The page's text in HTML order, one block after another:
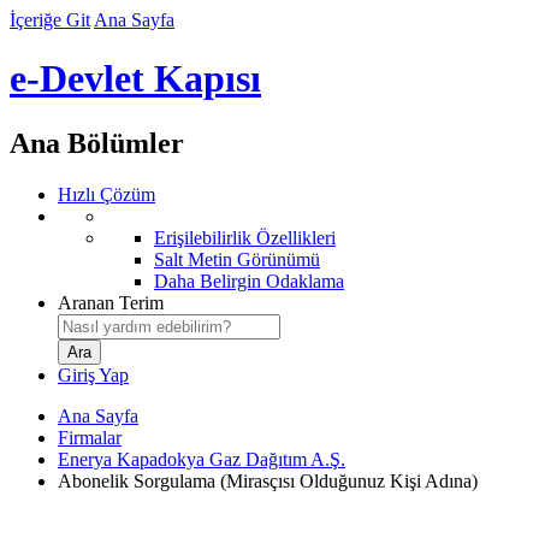
İçeriğe Git Ana Sayfa
e-Devlet Kapısı
Ana Bölümler
Hızlı Çözüm
Erişilebilirlik Özellikleri
Salt Metin Görünümü
Daha Belirgin Odaklama
Aranan Terim
Giriş Yap
Ana Sayfa
Firmalar
Enerya Kapadokya Gaz Dağıtım A.Ş.
Abonelik Sorgulama (Mirasçısı Olduğunuz Kişi Adına)